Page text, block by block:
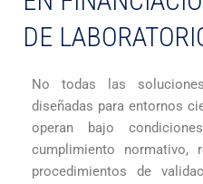
DE
No todas las
diseñadas para entornos
operan bajo
cumplimiento normativo,
procedimientos de